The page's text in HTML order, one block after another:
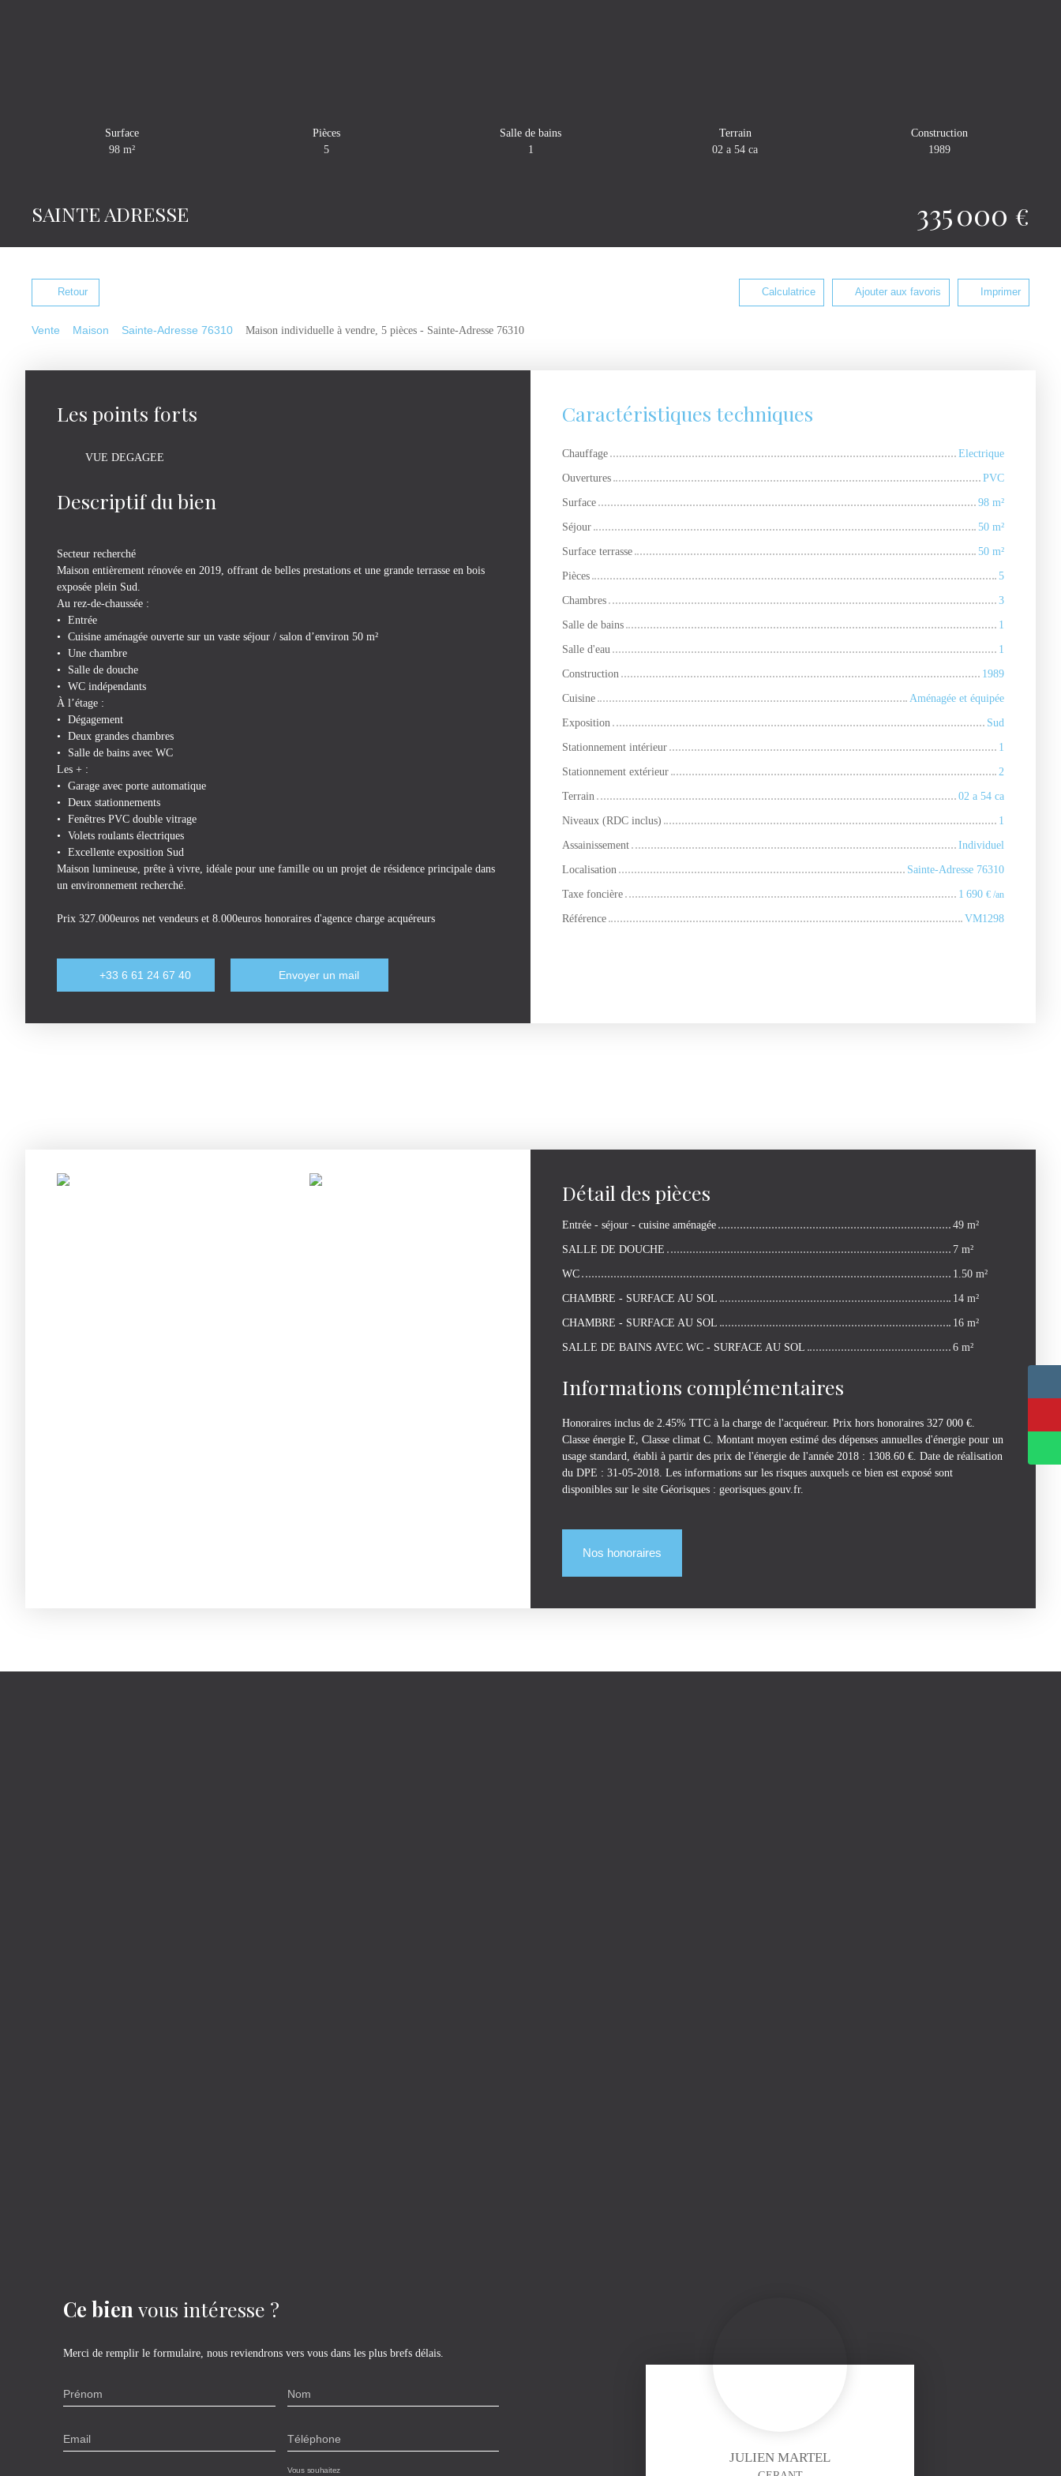
Surface
98 m²
Pièces
5
Salle de bains
1
Terrain
02 a 54 ca
Construction
1989
SAINTE ADRESSE 335 000 €
Retour Calculatrice Ajouter aux favoris Imprimer
Vente Maison Sainte-Adresse 76310 Maison individuelle à vendre, 5 pièces - Sainte-Adresse 76310
Les points forts
VUE DEGAGEE
Descriptif du bien
Secteur recherché
Maison entièrement rénovée en 2019, offrant de belles prestations et une grande terrasse en bois
exposée plein Sud.
Au rez-de-chaussée :
Entrée
Cuisine aménagée ouverte sur un vaste séjour / salon d’environ 50 m²
Une chambre
Salle de douche
WC indépendants
À l’étage :
Dégagement
Deux grandes chambres
Salle de bains avec WC
Les + :
Garage avec porte automatique
Deux stationnements
Fenêtres PVC double vitrage
Volets roulants électriques
Excellente exposition Sud
Maison lumineuse, prête à vivre, idéale pour une famille ou un projet de résidence principale dans
un environnement recherché.
Prix 327.000euros net vendeurs et 8.000euros honoraires d'agence charge acquéreurs
+33 6 61 24 67 40 Envoyer un mail
Caractéristiques techniques
Chauffage
Electrique
Ouvertures
PVC
Surface
98 m²
Séjour
50 m²
Surface terrasse
50 m²
Pièces
5
Chambres
3
Salle de bains
1
Salle d'eau
1
Construction
1989
Cuisine
Aménagée et équipée
Exposition
Sud
Stationnement intérieur
1
Stationnement extérieur
2
Terrain
02 a 54 ca
Niveaux (RDC inclus)
1
Assainissement
Individuel
Localisation
Sainte-Adresse 76310
Taxe foncière
1 690 € /an
Référence VM1298
Détail des pièces
Entrée - séjour - cuisine aménagée
49 m²
SALLE DE DOUCHE
7 m²
WC
1.50 m²
CHAMBRE - SURFACE AU SOL
14 m²
CHAMBRE - SURFACE AU SOL
16 m²
SALLE DE BAINS AVEC WC - SURFACE AU SOL
6 m²
Informations complémentaires
Honoraires inclus de 2.45% TTC à la charge de l'acquéreur. Prix hors honoraires 327 000 €.
Classe énergie E, Classe climat C. Montant moyen estimé des dépenses annuelles d'énergie pour un
usage standard, établi à partir des prix de l'énergie de l'année 2018 : 1308.60 €. Date de réalisation
du DPE : 31-05-2018. Les informations sur les risques auxquels ce bien est exposé sont
disponibles sur le site Géorisques : georisques.gouv.fr.
Nos honoraires
Ce bien vous intéresse ?
Merci de remplir le formulaire, nous reviendrons vers vous dans les plus brefs délais.
Prénom Nom
Email Téléphone
Vous souhaitez
JULIEN MARTEL